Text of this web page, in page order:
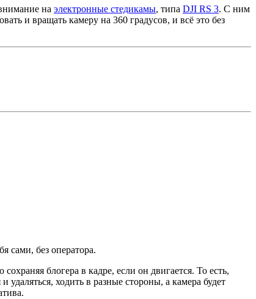
на электронные стедикамы, типа DJI RS 3. С ним
и вращать камеру на 360 градусов, и всё это без
сами, без оператора.
блогера в кадре, если он двигается. То есть,
ходить в разные стороны, а камера будет